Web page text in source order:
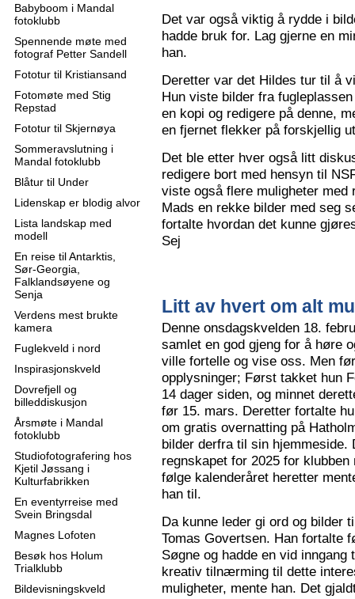
Babyboom i Mandal
fotoklubb
Spennende møte med
fotograf Petter Sandell
Fototur til Kristiansand
Fotomøte med Stig
Repstad
Fototur til Skjernøya
Sommeravslutning i
Mandal fotoklubb
Blåtur til Under
Lidenskap er blodig alvor
Lista landskap med
modell
En reise til Antarktis,
Sør-Georgia,
Falklandsøyene og
Senja
Verdens mest brukte
kamera
Fuglekveld i nord
Inspirasjonskveld
Dovrefjell og
billeddiskusjon
Årsmøte i Mandal
fotoklubb
Studiofotografering hos
Kjetil Jøssang i
Kulturfabrikken
En eventyrreise med
Svein Bringsdal
Magnes Lofoten
Besøk hos Holum
Trialklubb
Bildevisningskveld
Det var også viktig å rydde i
hadde bruk for. Lag gjerne en
han.
Deretter var det Hildes tur til å
Hun viste bilder fra
en kopi og redigere på denne,
en fjernet flekker på forskjellig
Det ble etter hver også litt
redigere bort med hensyn til
viste også flere muligheter
Mads en rekke bilder med seg
fortalte hvordan det kunne
Sej
Litt av hvert om alt
Denne onsdagskvelden 18.
samlet en god gjeng for å høre
ville fortelle og vise oss. Men
opplysninger; Først takket hun
14 dager siden, og minnet
før 15. mars. Deretter fortalte
om gratis overnatting på
bilder derfra til sin hjemmeside.
regnskapet for 2025 for
følge kalenderåret heretter
han til.
Da kunne leder gi ord og bilder
Tomas Govertsen. Han fortalte
Søgne og hadde en vid
kreativ tilnærming til dette
muligheter, mente han. Det